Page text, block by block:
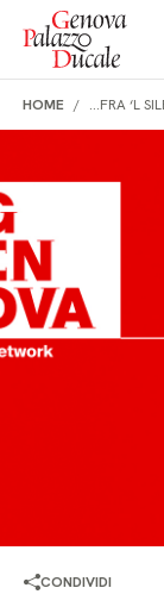
Salta al contenuto
HOME …FRA ‘L
CONDIVIDI